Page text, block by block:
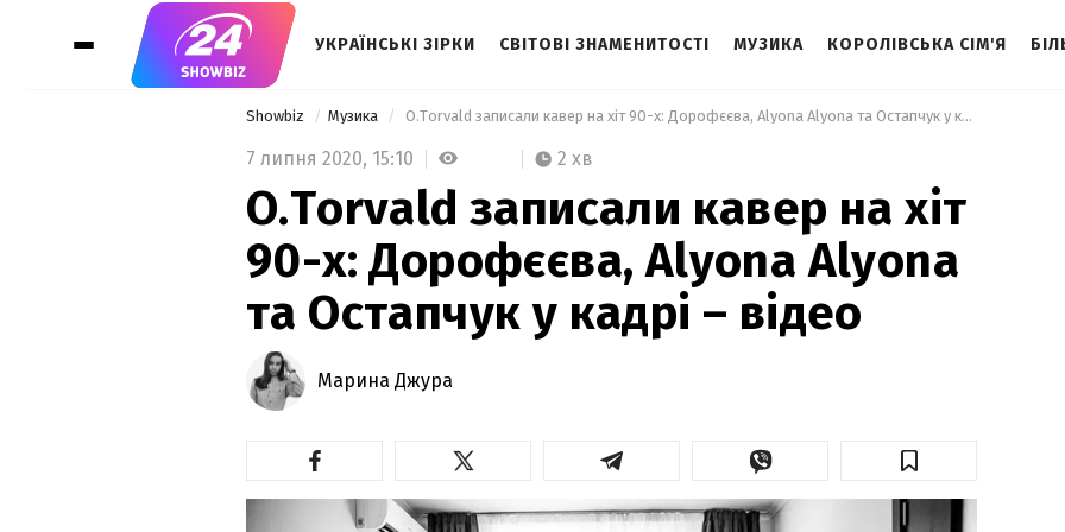
УКРАЇНСЬКІ ЗІРКИ СВІТОВІ ЗНАМЕНИТОСТІ МУЗИКА КОРОЛІВСЬКА СІМ'Я
Showbiz Музика O.Torvald записали кавер на хіт 90-х: Дорофєєва, Alyona Alyona та Остапчук у кадрі – відео
7 липня 2020, 15:10 2 хв
O.Torvald записали кавер на хіт
90-х: Дорофєєва, Alyona Alyona
та Остапчук у кадрі – відео
Марина Джура